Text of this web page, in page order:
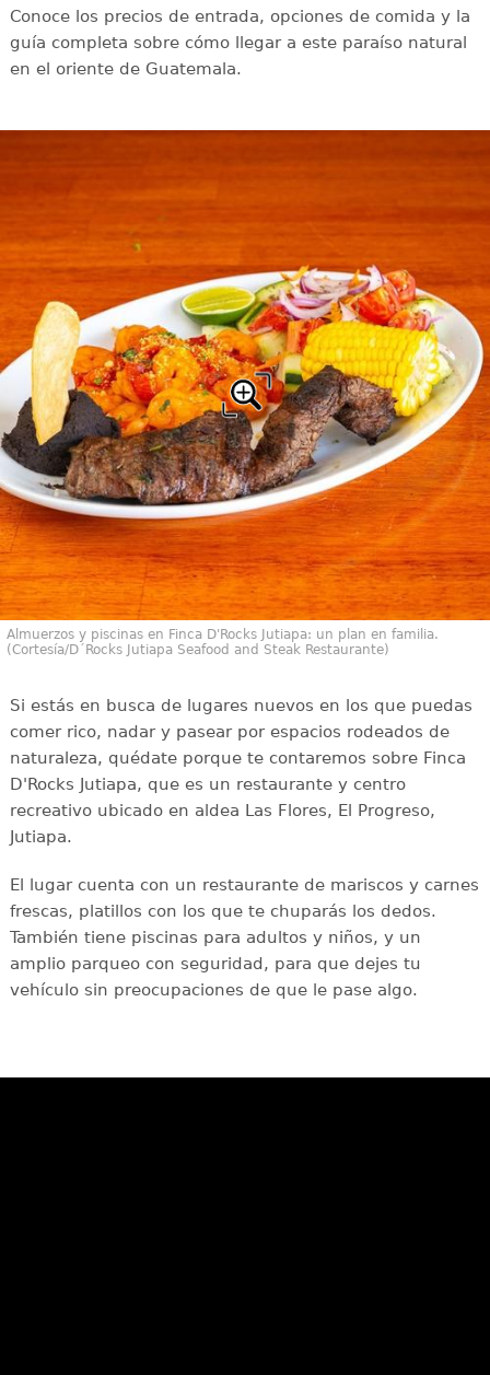
Conoce los precios de entrada, opciones de comida y la
guía completa sobre cómo llegar a este paraíso natural
en el oriente de Guatemala.
Almuerzos y piscinas en Finca D'Rocks Jutiapa: un plan en familia.
(Cortesía/D´Rocks Jutiapa Seafood and Steak Restaurante)
Si estás en busca de lugares nuevos en los que puedas
comer rico, nadar y pasear por espacios rodeados de
naturaleza, quédate porque te contaremos sobre Finca
D'Rocks Jutiapa, que es un restaurante y centro
recreativo ubicado en aldea Las Flores, El Progreso,
Jutiapa.
El lugar cuenta con un restaurante de mariscos y carnes
frescas, platillos con los que te chuparás los dedos.
También tiene piscinas para adultos y niños, y un
amplio parqueo con seguridad, para que dejes tu
vehículo sin preocupaciones de que le pase algo.